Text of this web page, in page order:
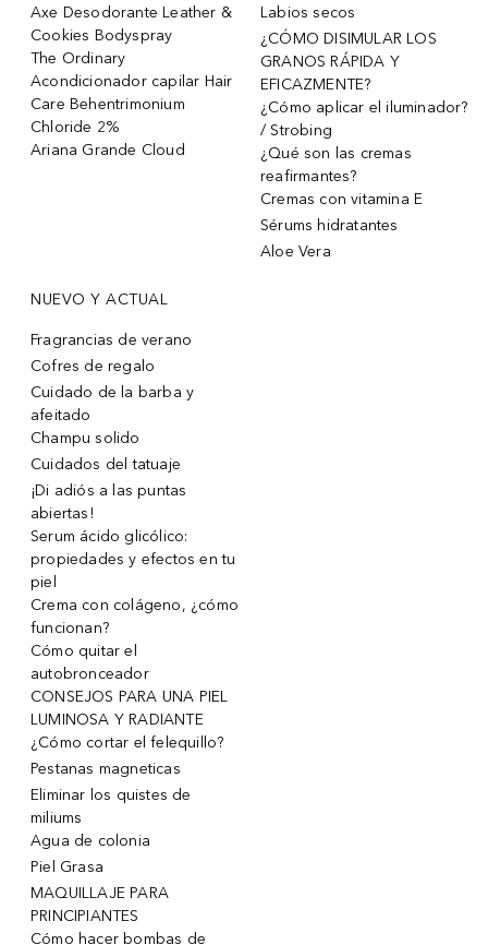
Axe Desodorante Leather &
Cookies Bodyspray
The Ordinary
Acondicionador capilar Hair
Care Behentrimonium
Chloride 2%
Ariana Grande Cloud
Labios secos
¿CÓMO DISIMULAR LOS
GRANOS RÁPIDA Y
EFICAZMENTE?
¿Cómo aplicar el iluminador?
/ Strobing
¿Qué son las cremas
reafirmantes?
Cremas con vitamina E
Sérums hidratantes
Aloe Vera
NUEVO Y ACTUAL
Fragrancias de verano
Cofres de regalo
Cuidado de la barba y
afeitado
Champu solido
Cuidados del tatuaje
¡Di adiós a las puntas
abiertas!
Serum ácido glicólico:
propiedades y efectos en tu
piel
Crema con colágeno, ¿cómo
funcionan?
Cómo quitar el
autobronceador
CONSEJOS PARA UNA PIEL
LUMINOSA Y RADIANTE
¿Cómo cortar el felequillo?
Pestanas magneticas
Eliminar los quistes de
miliums
Agua de colonia
Piel Grasa
MAQUILLAJE PARA
PRINCIPIANTES
Cómo hacer bombas de